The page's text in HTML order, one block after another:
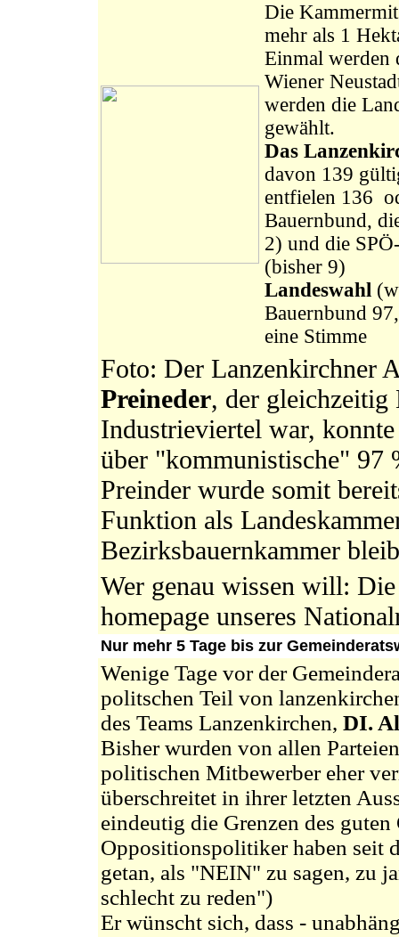
Die
mehr als 1
Einmal werden
Wiener
werden die
gewählt.
Das
davon 139
entfielen 136
Bauernbund,
2) und die
(bisher 9)
Landeswahl
Bauernbund
eine Stimme
Foto: Der Lanzenkirchner
Preineder, der gleichzeitig
Industrieviertel war,
über "kommunistische" 97
Preinder wurde somit
Funktion als
Bezirksbauernkammer
Wer genau wissen will:
homepage unseres
Nur mehr 5 Tage bis zur
Wenige Tage vor der
politschen Teil von
des Teams Lanzenkirchen, DI.
Bisher wurden von allen
politischen Mitbewerber eher
überschreitet in ihrer letzten
eindeutig die Grenzen des
Oppositionspolitiker haben seit
getan, als "NEIN" zu sagen, zu
schlecht zu reden")
Er wünscht sich, dass -